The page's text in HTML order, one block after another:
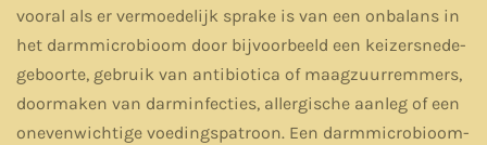
vooral als er vermoedelijk sprake is van een onbalans in
het darmmicrobioom door bijvoorbeeld een keizersnede-
geboorte, gebruik van antibiotica of maagzuurremmers,
doormaken van darminfecties, allergische aanleg of een
onevenwichtige voedingspatroon. Een darmmicrobioom-